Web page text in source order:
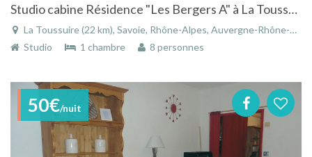
Studio cabine Résidence "Les Bergers A" à La Toussuire
La Toussuire (22 km), Savoie, Rhône-Alpes, Auvergne-Rhône-Alpes, France
Studio
1 chambre 8 personnes
50€/nuit